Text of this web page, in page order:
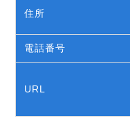
住所
電話番号
URL